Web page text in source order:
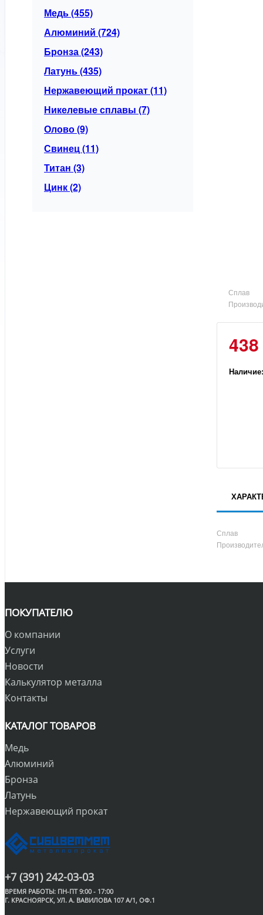
Медь (455)
Алюминий (724)
Бронза (243)
Латунь (435)
Нержавеющий прокат (11)
Никелевые сплавы (7)
Олово (9)
Свинец (11)
Титан (3)
Цинк (2)
Сплав
Наличие:
Сплав
ПОКУПАТЕЛЮ
О компании
Услуги
Новости
Калькулятор металла
Контакты
КАТАЛОГ ТОВАРОВ
Медь
Алюминий
Бронза
Латунь
Нержавеющий прокат
+7 (391) 242-03-03
ВРЕМЯ РАБОТЫ: ПН-ПТ 9:00 - 17:00
Г. КРАСНОЯРСК, УЛ. А. ВАВИЛОВА 107 А/1, ОФ.1